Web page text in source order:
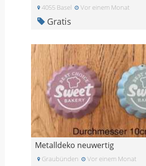
4055 Basel Vor einem Monat
Gratis
Metalldeko neuwertig
Graubünden Vor einem Monat